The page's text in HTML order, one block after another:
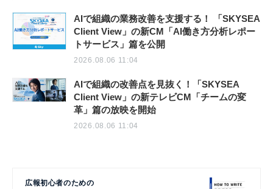
AIで組織の業務改善を支援する！ 「SKYSEA
Client View」の新CM「AI働き方分析レポー
トサービス」篇を公開
2026.08.06 11:04
AIで組織の改善点を見抜く！「SKYSEA
Client View」の新テレビCM「チームの変
革」篇の放映を開始
2026.08.06 11:04
広報初心者のための